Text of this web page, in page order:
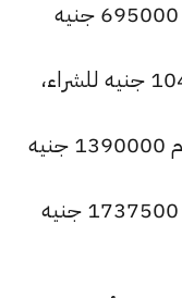
سعر الذهب عيار 21 وزن 100 جرام 695000 جنيه
سعر عيار 21 وزن 150 جرام 1042500 جنيه للشراء،
أسعار الذهب عيار 21 وزن 200 جرام 1390000 جنيه
سعر الذهب عيار 21 وزن 250 جرام 1737500 جنيه